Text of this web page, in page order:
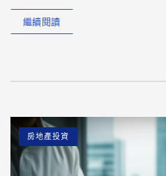
繼續閱讀
房地產投資